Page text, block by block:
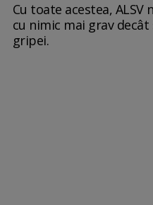
Cu toate acestea,
cu nimic mai grav
gripei.